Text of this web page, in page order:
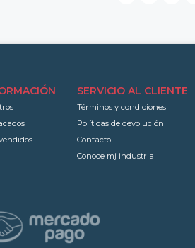
SERVICIO AL CLIENTE
Términos y condiciones
Políticas de devolución
Contacto
Conoce mj industrial